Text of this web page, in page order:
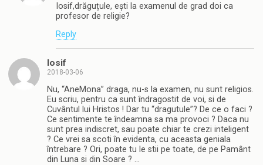
Iosif,drăguțule, ești la examenul de grad doi ca
profesor de religie?
Reply
Iosif
2018-03-06
Nu, “AneMona” draga, nu-s la examen, nu sunt religios.
Eu scriu, pentru ca sunt îndragostit de voi, si de
Cuvântul lui Hristos ! Dar tu “dragutule”? De ce o faci ?
Ce sentimente te îndeamna sa ma provoci ? Daca nu
sunt prea indiscret, sau poate chiar te crezi inteligent
? Ce vrei sa scoti în evidenta, cu aceasta geniala
întrebare ? Ori, poate tu le stii pe toate, de pe Pamânt
din Luna si din Soare ? …